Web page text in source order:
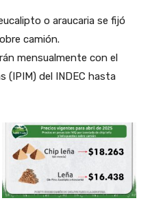
o araucaria se fijó
camión.
mensualmente con el
(IPIM) del INDEC hasta